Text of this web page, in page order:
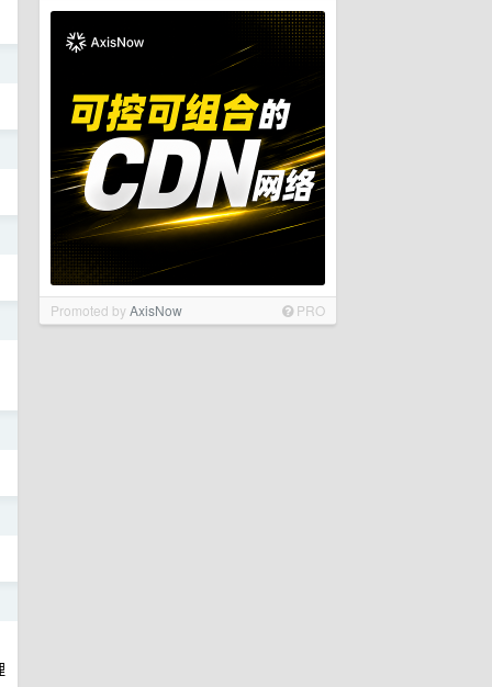
Promoted byAxisNow PRO